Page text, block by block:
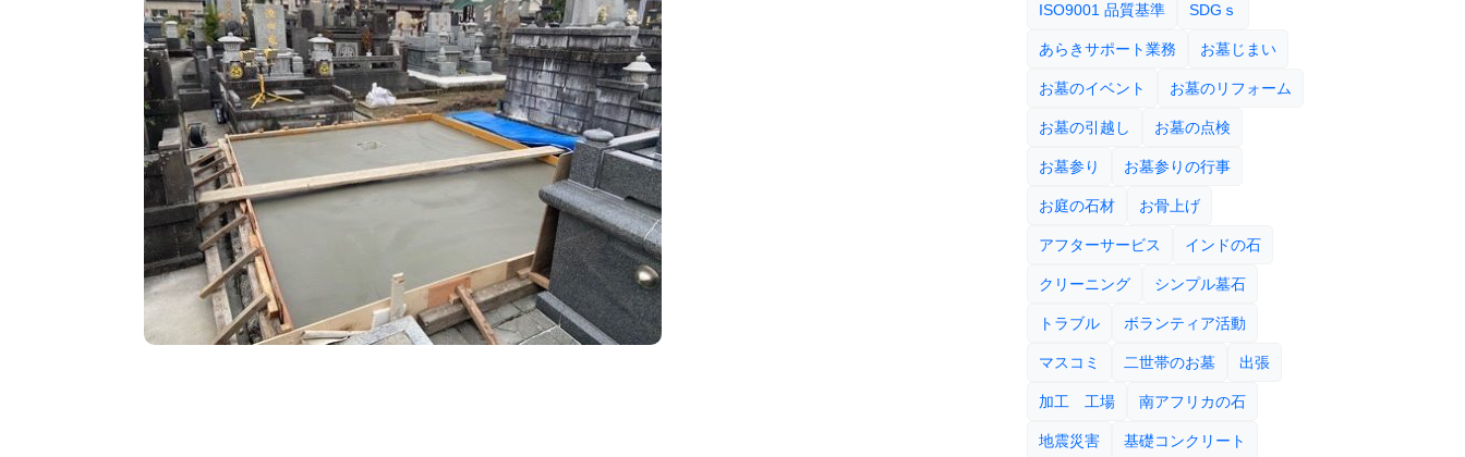
ISO9001 品質基準 SDGｓ
あらきサポート業務 お墓じまい
お墓のイベント お墓のリフォーム
お墓の引越し お墓の点検
お墓参り お墓参りの行事
お庭の石材 お骨上げ
アフターサービス インドの石
クリーニング シンプル墓石
トラブル ボランティア活動
マスコミ 二世帯のお墓 出張
加工 工場 南アフリカの石
地震災害 基礎コンクリート